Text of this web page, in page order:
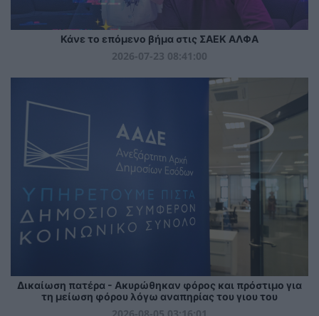
Κάνε το επόμενο βήμα στις ΣΑΕΚ ΑΛΦΑ
2026-07-23 08:41:00
Δικαίωση πατέρα - Ακυρώθηκαν φόρος και πρόστιμο για
τη μείωση φόρου λόγω αναπηρίας του γιου του